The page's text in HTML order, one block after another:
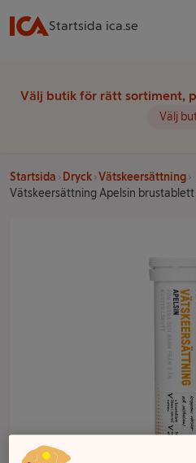
Startsida ica.se
Välj butik för rätt sortiment,
Välj
Startsida Dryck Vätskeersättning
Vätskeersättning Apelsin